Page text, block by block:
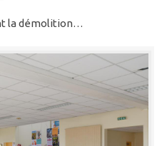
la démolition…